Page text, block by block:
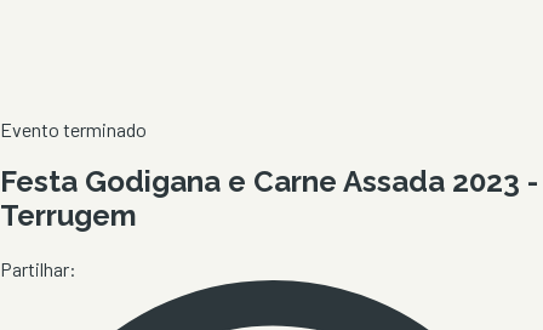
Evento terminado
Festa Godigana e Carne Assada 2023 -
Terrugem
Partilhar: